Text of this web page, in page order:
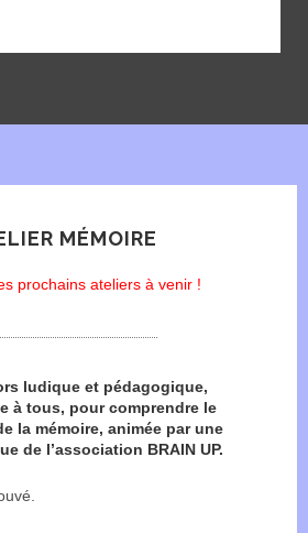
MÉMOIRE
prochains ateliers à venir !
ludique et pédagogique,
à tous, pour comprendre le
la mémoire, animée par une
de l’association BRAIN UP.